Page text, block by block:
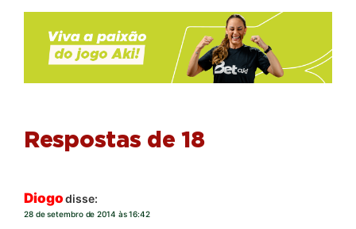
Respostas de 18
Diogo disse:
28 de setembro de 2014 às 16:42